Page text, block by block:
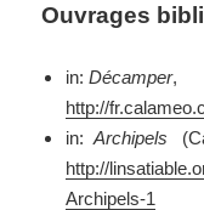
Ouvrages
in:Décamper,
http://
in:Archipels
http://
Archipels-1